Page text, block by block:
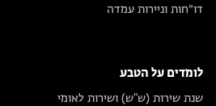
דו״חות וניירות עמדה
לומדים על הטבע
שנת שירות (ש"ש) ושירות לאומי